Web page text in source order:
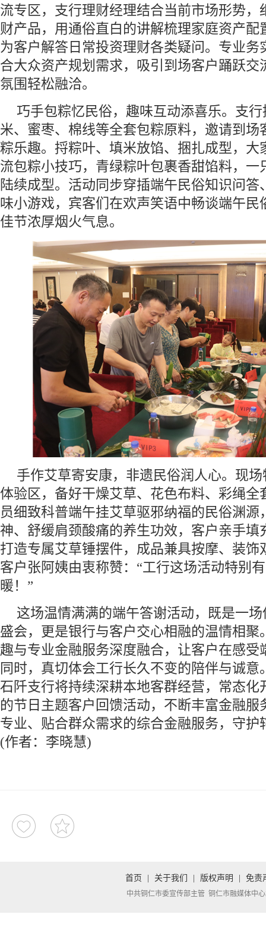
流专区，支行理财经理结合当前市场形势，
财产品，用通俗直白的讲解梳理家庭资产配
为客户解答日常投资理财各类疑问。专业务
合大众资产规划需求，吸引到场客户踊跃交
氛围轻松融洽。
巧手包粽忆民俗，趣味互动添喜乐。支
米、蜜枣、棉线等全套包粽原料，邀请到场
粽乐趣。捋粽叶、填米放馅、捆扎成型，大
流包粽小技巧，青绿粽叶包裹香甜馅料，一
陆续成型。活动同步穿插端午民俗知识问答
味小游戏，宾客们在欢声笑语中畅谈端午民
佳节浓厚烟火气息。
手作艾草寄安康，非遗民俗润人心。现
体验区，备好干燥艾草、花色布料、彩绳全
员细致科普端午挂艾草驱邪纳福的民俗渊源
神、舒缓肩颈酸痛的养生功效，客户亲手填
打造专属艾草锤摆件，成品兼具按摩、装饰
客户张阿姨由衷称赞：“工行这场活动特别
暖！”
这场温情满满的端午答谢活动，既是一
盛会，更是银行与客户交心相融的温情相聚
趣与专业金融服务深度融合，让客户在感受
同时，真切体会工行长久不变的陪伴与诚意
石阡支行将持续深耕本地客群经营，常态化
的节日主题客户回馈活动，不断丰富金融服
专业、贴合群众需求的综合金融服务，守护
(作者：李晓慧)
首页 关于我们 版权声明 免责
中共铜仁市委宣传部主管 铜仁市融媒体中心